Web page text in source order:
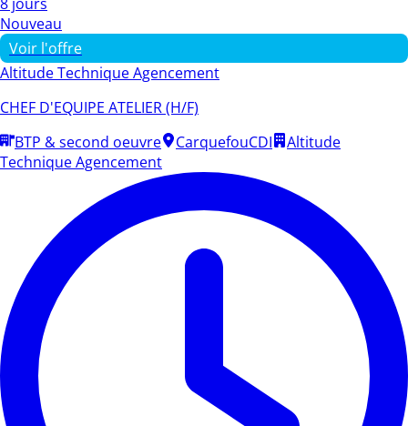
Nouveau
Voir l'offre
Altitude Technique Agencement
CHEF D'EQUIPE ATELIER (H/F)
BTP & second oeuvre
CarquefouCDI
Altitude
Technique Agencement